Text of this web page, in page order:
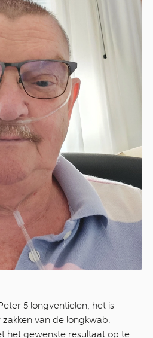
5 longventielen, het is
van de longkwab.
het gewenste resultaat op te